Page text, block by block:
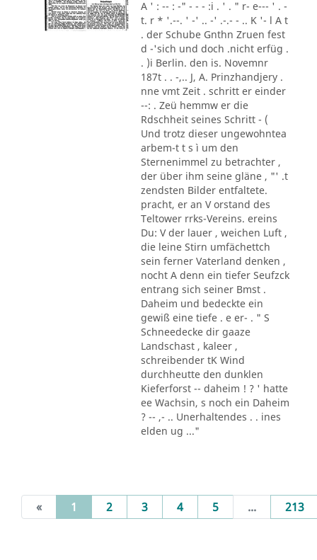
A ' : -- : -" - - - :i . ' . " r- e--- ' . -
t. r * '.--. ' -' .. -' .-.- - .. K '- l A t
. der Schube Gnthn Zruen fest
d -'sich und doch .nicht erfüg .
. )i Berlin. den is. Novemnr
187t . . -,.. J, A. Prinzhandjery .
nne vmt Zeit . schritt er einder
--: . Zeü hemmw er die
Rdschheit seines Schritt - (
Und trotz dieser ungewohntea
arbem-t t s ì um den
Sternenimmel zu betrachter ,
der über ihm seine gläne , "' .t
zendsten Bilder entfaltete.
pracht, er an V orstand des
Teltower rrks-Vereins. ereins
Du: V der lauer , weichen Luft ,
die leine Stirn umfächettch
sein ferner Vaterland denken ,
nocht A denn ein tiefer Seufzck
entrang sich seiner Bmst .
Daheim und bedeckte ein
gewiß eine tiefe . e er- . " S
Schneedecke dir gaaze
Landschast , kaleer ,
schreibender tK Wind
durchheutte den dunklen
Kieferforst -- daheim ! ? ' hatte
ee Wachsin, s noch ein Daheim
? -- ,- .. Unerhaltendes . . ines
elden ug ..."
« 1 (current)
2 3 4 5 ... 213